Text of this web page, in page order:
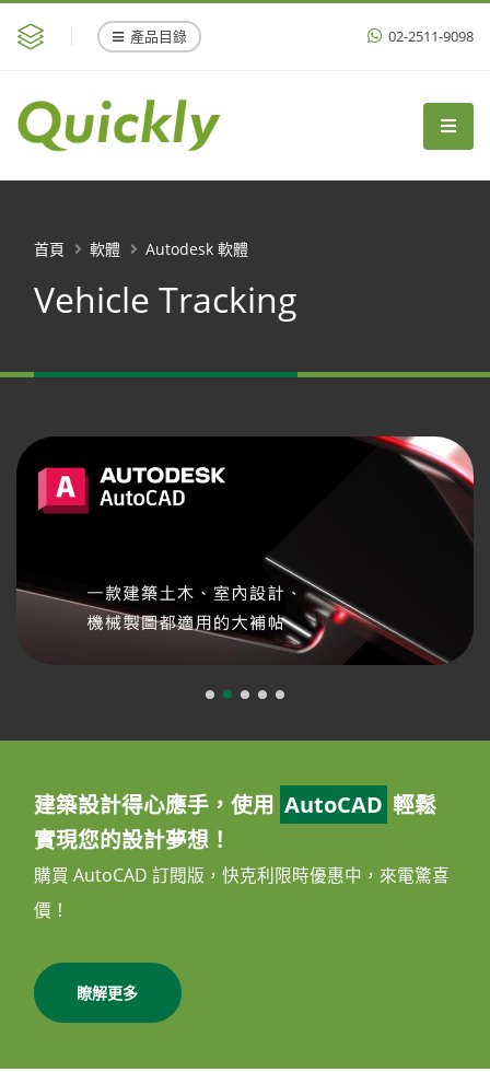
產品目錄 02-2511-9098
Vehicle Tracking
首頁 軟體 Autodesk 軟體
建築設計得心應手，使用 AutoCAD 輕鬆
實現您的設計夢想！
購買 AutoCAD 訂閱版，快克利限時優惠中，來電驚喜
價！
瞭解更多